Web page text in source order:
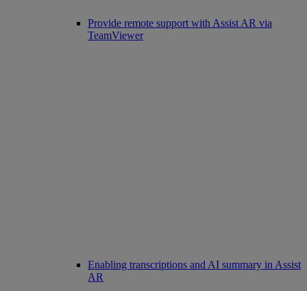
Provide remote support with Assist AR via
TeamViewer
Enabling transcriptions and AI summary in Assist
AR